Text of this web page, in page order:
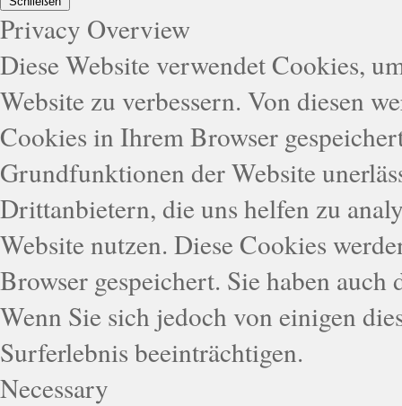
Privacy Overview
Diese Website verwendet Cookies,
Website zu verbessern. Von diesen
Cookies in Ihrem Browser
Grundfunktionen der Website
Drittanbietern, die uns helfen zu
Website nutzen. Diese Cookies
Browser gespeichert. Sie haben
Wenn Sie sich jedoch von einigen
Surferlebnis beeinträchtigen.
Necessary